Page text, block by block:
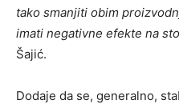
tako smanjiti obim
imati negativne efekte na
Šajić.
Dodaje da se, generalno,